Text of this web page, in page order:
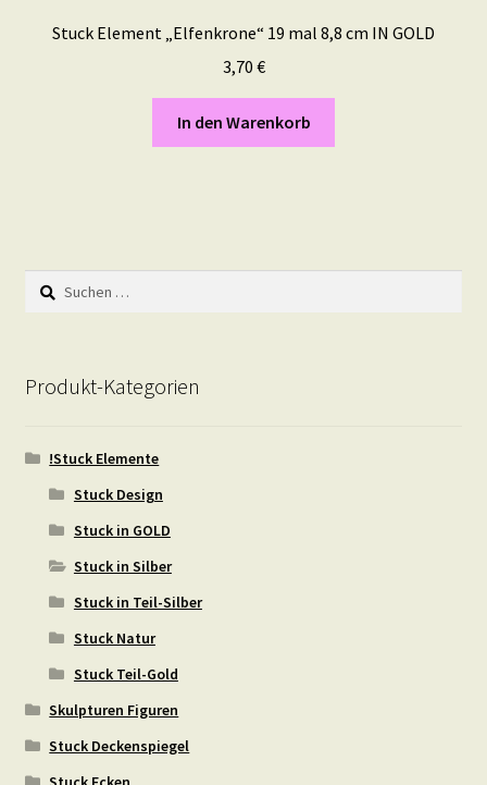
Stuck Element „Elfenkrone“ 19 mal 8,8 cm IN GOLD
3,70 €
In den Warenkorb
Suchen
nach:
Produkt-Kategorien
!Stuck Elemente
Stuck Design
Stuck in GOLD
Stuck in Silber
Stuck in Teil-Silber
Stuck Natur
Stuck Teil-Gold
Skulpturen Figuren
Stuck Deckenspiegel